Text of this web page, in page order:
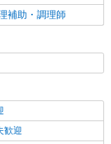
補助・調理師
歓迎